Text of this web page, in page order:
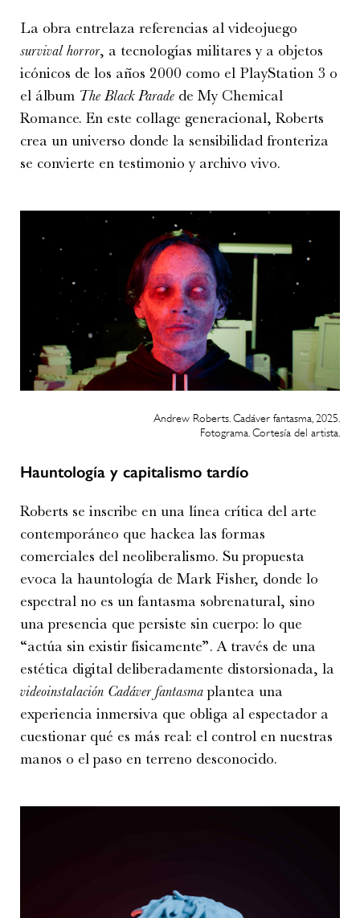
La obra entrelaza referencias al videojuego
survival horror, a tecnologías militares y a objetos
icónicos de los años 2000 como el PlayStation 3 o
el álbum The Black Parade de My Chemical
Romance. En este collage generacional, Roberts
crea un universo donde la sensibilidad fronteriza
se convierte en testimonio y archivo vivo.
Andrew Roberts. Cadáver fantasma, 2025.
Fotograma. Cortesía del artista.
Hauntología y capitalismo tardío
Roberts se inscribe en una línea crítica del arte
contemporáneo que hackea las formas
comerciales del neoliberalismo. Su propuesta
evoca la hauntología de Mark Fisher, donde lo
espectral no es un fantasma sobrenatural, sino
una presencia que persiste sin cuerpo: lo que
“actúa sin existir físicamente”. A través de una
estética digital deliberadamente distorsionada, la
videoinstalación Cadáver fantasmaplantea una
experiencia inmersiva que obliga al espectador a
cuestionar qué es más real: el control en nuestras
manos o el paso en terreno desconocido.